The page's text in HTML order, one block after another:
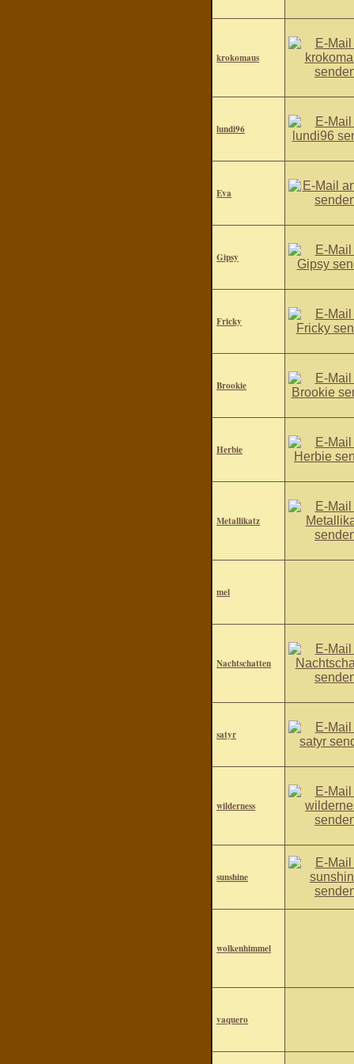
krokomaus
lundi96
Eva
Gipsy
Fricky
Brookie
Herbie
Metallikatz
mel
Nachtschatten
satyr
wilderness
sunshine
wolkenhimmel
vaquero